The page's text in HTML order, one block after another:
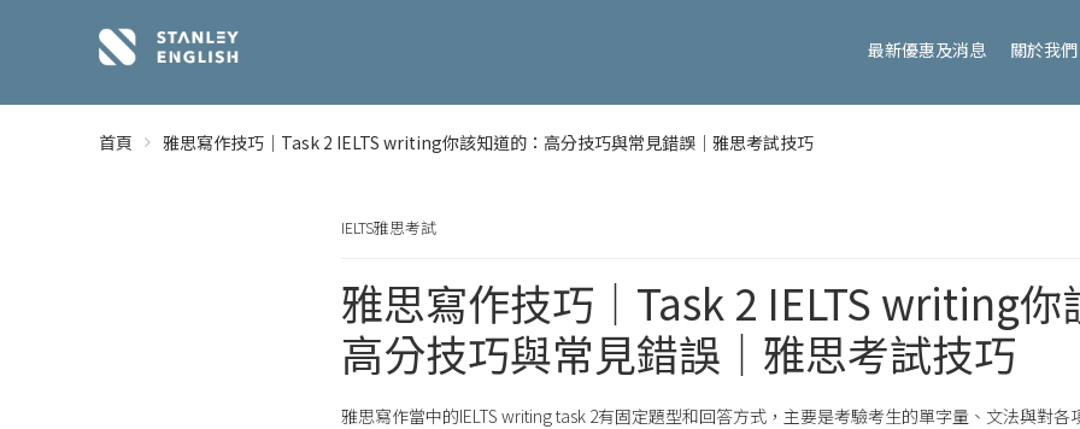
最新優惠及消息 關於我們
首頁 雅思寫作技巧｜Task 2 IELTS writing你該知道的：高分技巧與常見錯誤｜雅思考試技巧
IELTS雅思考試
雅思寫作技巧｜Task 2 IELTS writing你
高分技巧與常見錯誤｜雅思考試技巧
雅思寫作當中的IELTS writing task 2有固定題型和回答方式，主要是考驗考生的單字量、文法與對各